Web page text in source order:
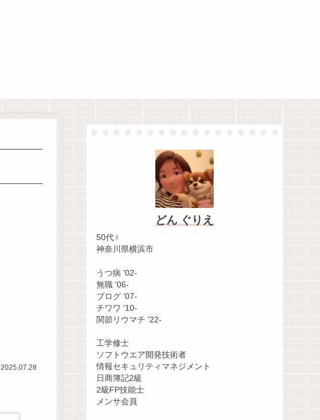
2025.07.28
どん ぐりえ
50代♀
神奈川県横浜市
うつ病 '02-
無職 '06-
ブログ '07-
チワワ '10-
関節リウマチ '22-
工学修士
ソフトウエア開発技術者
情報セキュリティマネジメント
日商簿記2級
2級FP技能士
メンサ会員